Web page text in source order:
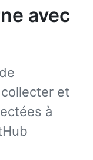
avec
et
à